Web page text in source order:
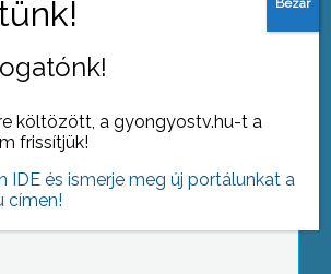
bukkantak az Abák
régész hallgatók
költözött, a gyongyostv.hu-t a
frissítjük!
IDE és ismerje meg új portálunkat a
címen!